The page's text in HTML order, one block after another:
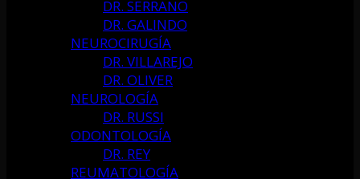
DR. SERRANO
DR. GALINDO
NEUROCIRUGÍA
DR. VILLAREJO
DR. OLIVER
NEUROLOGÍA
DR. RUSSI
ODONTOLOGÍA
DR. REY
REUMATOLOGÍA